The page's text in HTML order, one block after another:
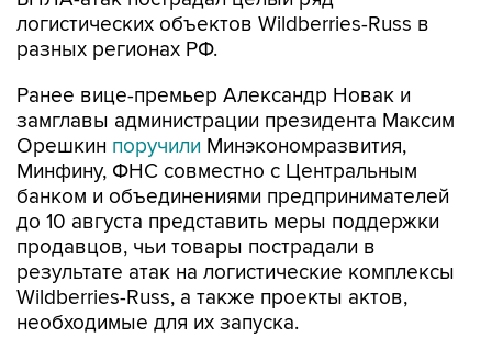
логистических объектов Wildberries-Russ в
разных регионах РФ.
Ранее вице-премьер Александр Новак и
замглавы администрации президента Максим
Орешкин поручили Минэкономразвития,
Минфину, ФНС совместно с Центральным
банком и объединениями предпринимателей
до 10 августа представить меры поддержки
продавцов, чьи товары пострадали в
результате атак на логистические комплексы
Wildberries-Russ, а также проекты актов,
необходимые для их запуска.